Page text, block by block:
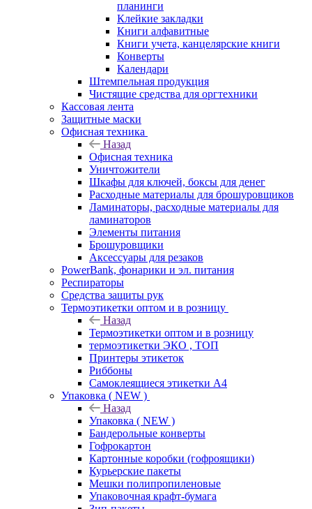
планинги
Клейкие закладки
Книги алфавитные
Книги учета, канцелярские книги
Конверты
Календари
Штемпельная продукция
Чистящие средства для оргтехники
Кассовая лента
Защитные маски
Офисная техника
Назад
Офисная техника
Уничтожители
Шкафы для ключей, боксы для денег
Расходные материалы для брошуровщиков
Ламинаторы, расходные материалы для
ламинаторов
Элементы питания
Брошуровщики
Аксессуары для резаков
PowerBank, фонарики и эл. питания
Респираторы
Средства защиты рук
Термоэтикетки оптом и в розницу
Назад
Термоэтикетки оптом и в розницу
термоэтикетки ЭКО , ТОП
Принтеры этикеток
Риббоны
Самоклеящиеся этикетки А4
Упаковка ( NEW )
Назад
Упаковка ( NEW )
Бандерольные конверты
Гофрокартон
Картонные коробки (гофроящики)
Курьерские пакеты
Мешки полипропиленовые
Упаковочная крафт-бумага